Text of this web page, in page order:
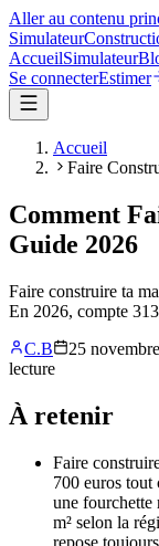
Aller au contenu
Simulateur
AccueilSimulateur
Se connecterEstimer
Accueil
Faire
Comment
Guide 2026
Faire construire ta
En 2026, compte
C.B
25
lecture
À retenir
Faire
700 euros
une fourchette
m² selon la
repose